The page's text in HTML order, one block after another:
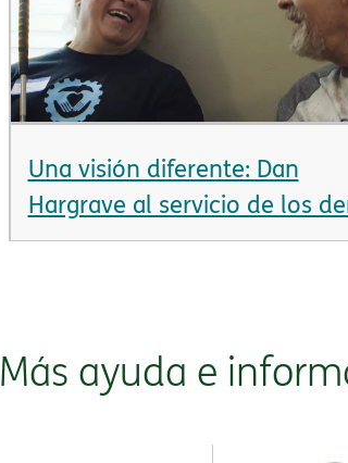
Una visión diferente: Dan
Hargrave al servicio de los
Más ayuda e